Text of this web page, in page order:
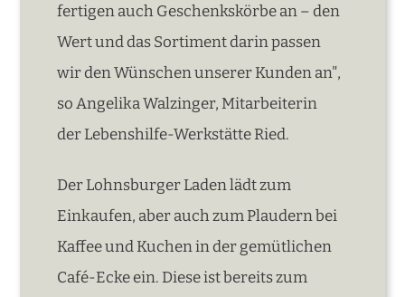
fertigen auch Geschenkskörbe an – den
Wert und das Sortiment darin passen
wir den Wünschen unserer Kunden an",
so Angelika Walzinger, Mitarbeiterin
der Lebenshilfe-Werkstätte Ried.
Der Lohnsburger Laden lädt zum
Einkaufen, aber auch zum Plaudern bei
Kaffee und Kuchen in der gemütlichen
Café-Ecke ein. Diese ist bereits zum